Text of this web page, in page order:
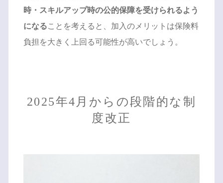
時・スキルアップ時の公的保障を受けられるよう
になることを考えると、加入のメリットは保険料
負担を大きく上回る可能性が高いでしょう。
2025年4月からの段階的な制
度改正